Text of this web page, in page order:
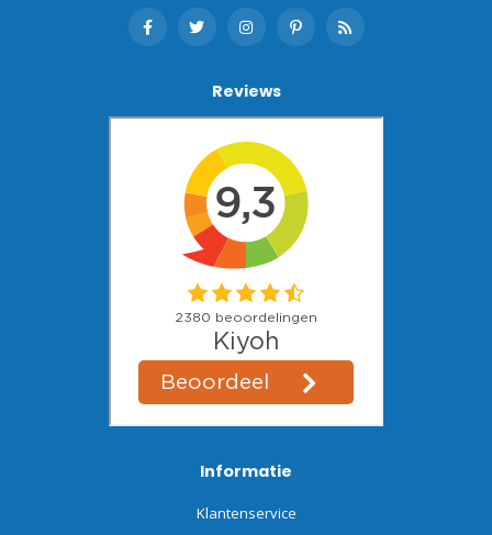
Reviews
Informatie
Klantenservice